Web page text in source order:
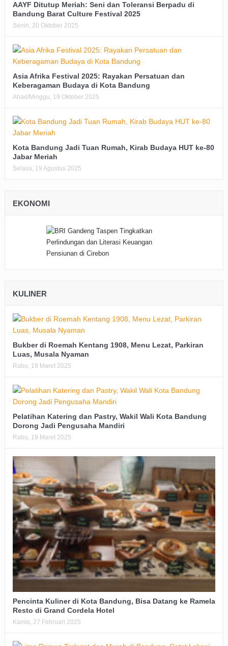
AAYF Ditutup Meriah: Seni dan Toleransi Berpadu di
Bandung Barat Culture Festival 2025
Senin, 20 Oktober 2025
Asia Afrika Festival 2025: Rayakan Persatuan dan
Keberagaman Budaya di Kota Bandung
Ahad/Minggu, 19 Oktober 2025
Kota Bandung Jadi Tuan Rumah, Kirab Budaya HUT ke-80
Jabar Meriah
Selasa, 19 Agustus 2025
EKONOMI
KULINER
Bukber di Roemah Kentang 1908, Menu Lezat, Parkiran
Luas, Musala Nyaman
Rabu, 19 Maret 2025
Pelatihan Katering dan Pastry, Wakil Wali Kota Bandung
Dorong Jadi Pengusaha Mandiri
Rabu, 19 Maret 2025
Pencinta Kuliner di Kota Bandung, Bisa Datang ke Ramela
Resto di Grand Cordela Hotel
Kamis, 27 Februari 2025